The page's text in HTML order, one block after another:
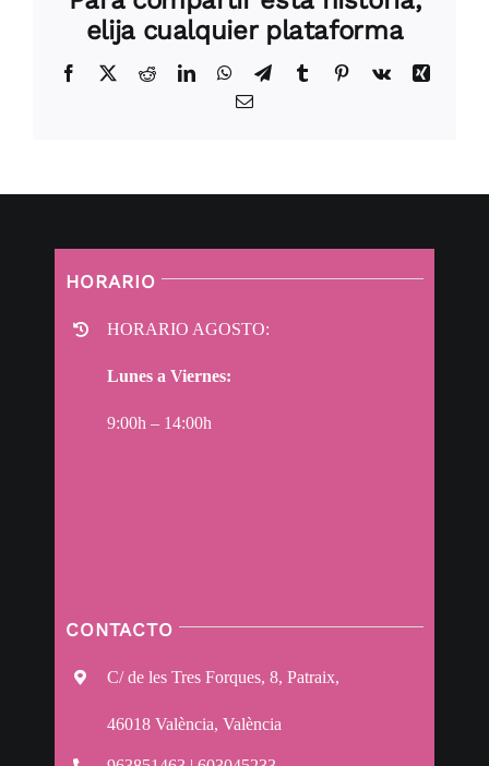
elija cualquier plataforma
Facebook
X RedditLinkedInWhatsApp
TelegramTumblrPinterest
Vk
Xing
Correo
HORARIO
HORARIO AGOSTO:
Lunes a Viernes:
9:00h – 14:00h
CONTACTO
C/ de les Tres Forques, 8, Patraix,
46018 València, València